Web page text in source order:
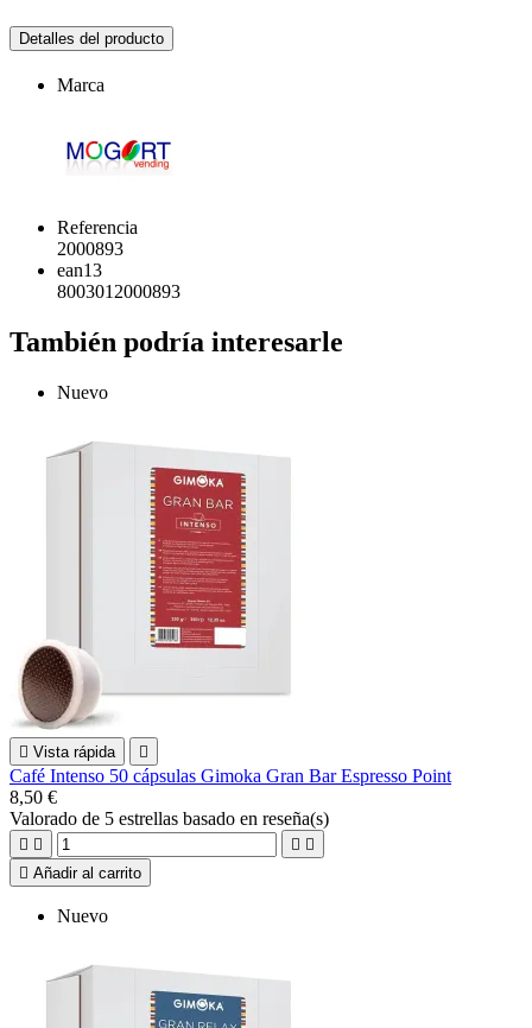
Detalles del producto
Marca
Referencia
2000893
ean13
8003012000893
También podría interesarle
Nuevo
 Vista rápida 
Café Intenso 50 cápsulas Gimoka Gran Bar Espresso Point
8,50 €
Valorado de 5 estrellas basado en reseña(s)
   
 Añadir al carrito
Nuevo